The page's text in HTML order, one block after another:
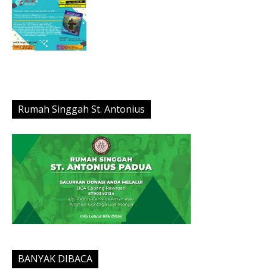
Rumah Singgah St. Antonius
BANYAK DIBACA